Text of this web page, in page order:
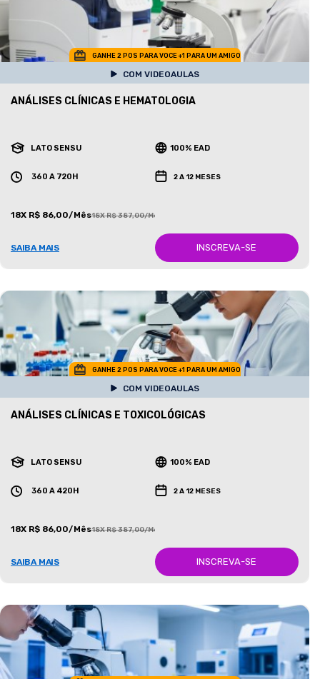
GANHE 2 POS PARA VOCE +1 PARA UM AMIGO
COM VIDEOAULAS
ANÁLISES CLÍNICAS E HEMATOLOGIA
LATO SENSU 100% EAD
360 A 720H 2 A 12 MESES
18X R$ 86,00/Mês18X R$ 387,00/Mês
SAIBA MAIS INSCREVA-SE
GANHE 2 POS PARA VOCE +1 PARA UM AMIGO
COM VIDEOAULAS
ANÁLISES CLÍNICAS E TOXICOLÓGICAS
LATO SENSU 100% EAD
360 A 420H 2 A 12 MESES
18X R$ 86,00/Mês18X R$ 387,00/Mês
SAIBA MAIS INSCREVA-SE